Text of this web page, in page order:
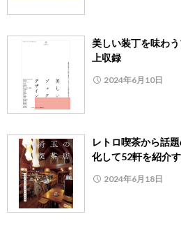
美しい装丁を味わ
上収録
2024年6月10日
レトロ喫茶から話
化して52軒を紹介
2024年6月18日